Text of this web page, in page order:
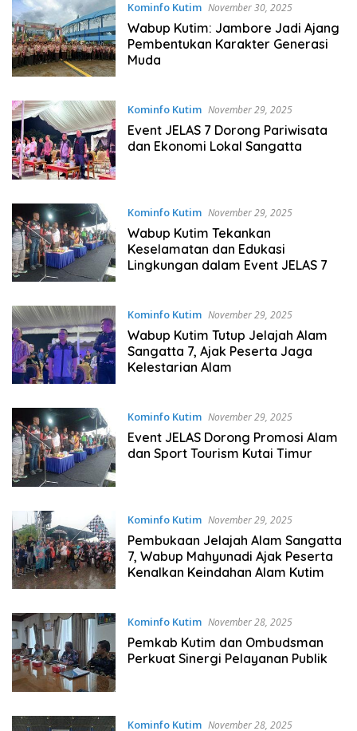
Kominfo Kutim November 30, 2025
Wabup Kutim: Jambore Jadi Ajang
Pembentukan Karakter Generasi
Muda
Kominfo Kutim November 29, 2025
Event JELAS 7 Dorong Pariwisata
dan Ekonomi Lokal Sangatta
Kominfo Kutim November 29, 2025
Wabup Kutim Tekankan
Keselamatan dan Edukasi
Lingkungan dalam Event JELAS 7
Kominfo Kutim November 29, 2025
Wabup Kutim Tutup Jelajah Alam
Sangatta 7, Ajak Peserta Jaga
Kelestarian Alam
Kominfo Kutim November 29, 2025
Event JELAS Dorong Promosi Alam
dan Sport Tourism Kutai Timur
Kominfo Kutim November 29, 2025
Pembukaan Jelajah Alam Sangatta
7, Wabup Mahyunadi Ajak Peserta
Kenalkan Keindahan Alam Kutim
Kominfo Kutim November 28, 2025
Pemkab Kutim dan Ombudsman
Perkuat Sinergi Pelayanan Publik
Kominfo Kutim November 28, 2025